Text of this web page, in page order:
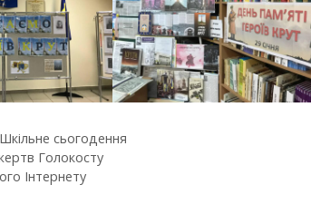
Шкільне сьогодення
Голокосту
Інтернету